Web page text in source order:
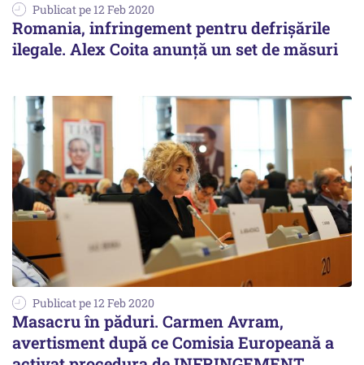
Publicat pe 12 Feb 2020
Romania, infringement pentru defrişările
ilegale. Alex Coita anunţă un set de măsuri
Publicat pe 12 Feb 2020
Masacru în păduri. Carmen Avram,
avertisment după ce Comisia Europeană a